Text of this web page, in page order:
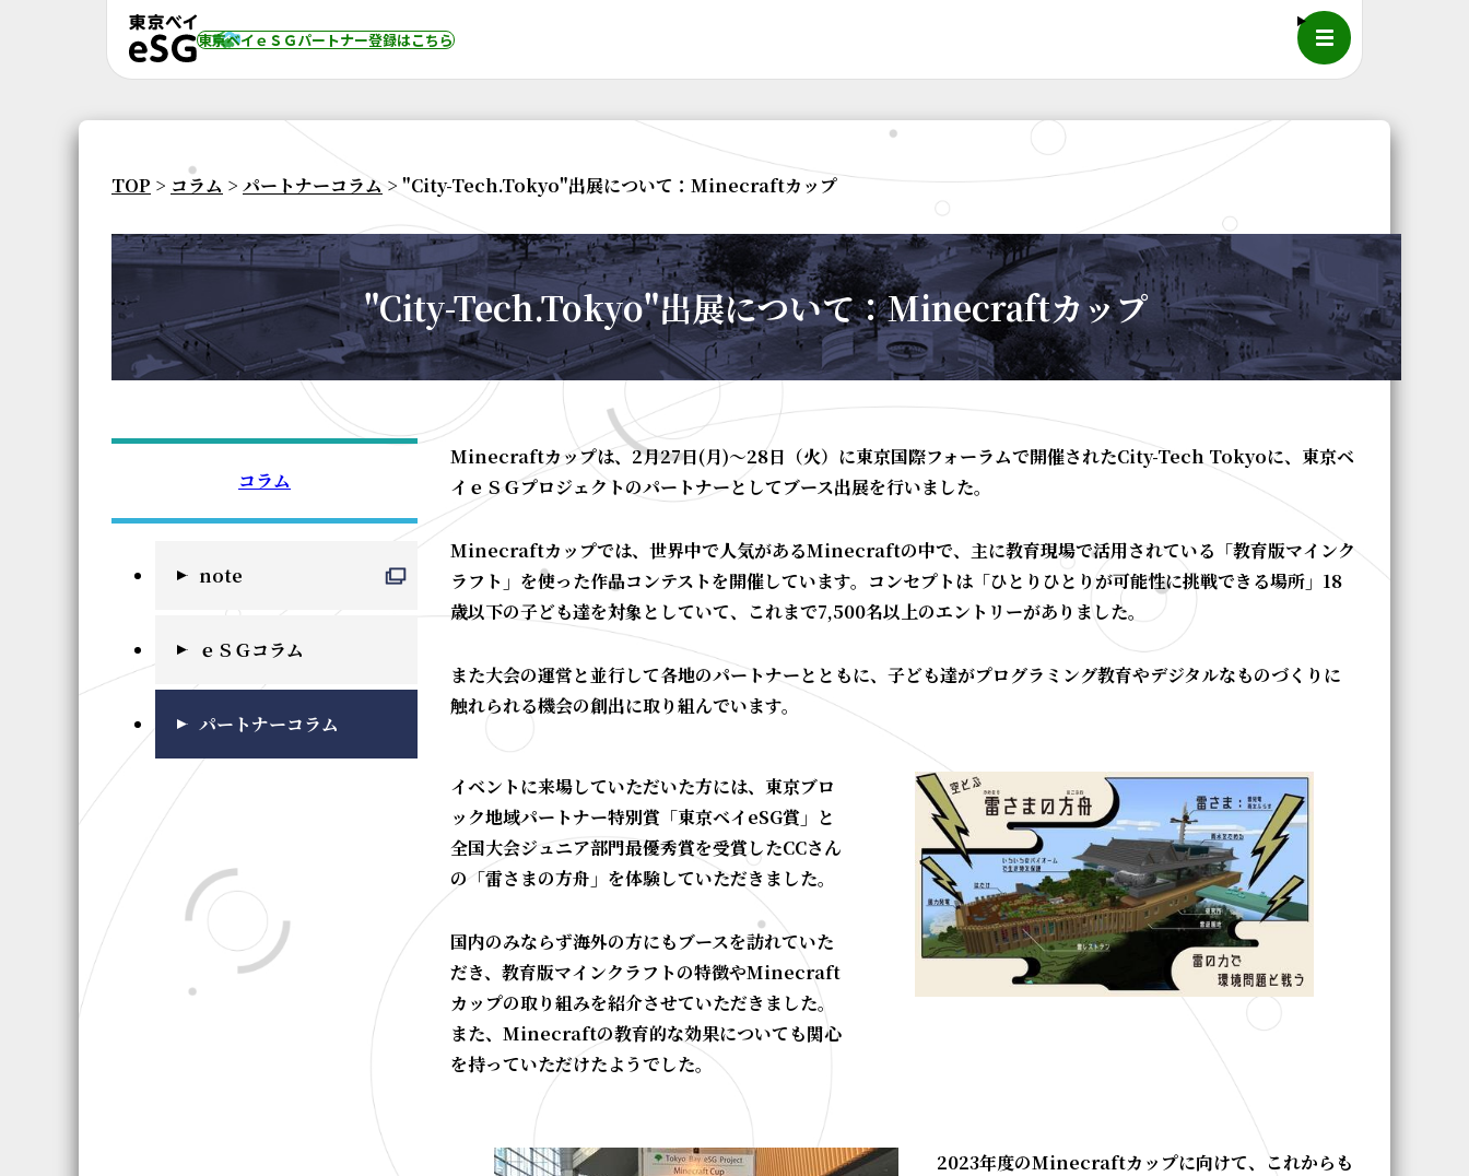
東京ベイｅＳＧパートナー登録はこちら メニュー
TOP > コラム > パートナーコラム > "City-Tech.Tokyo"出展について：Minecraftカップ
"City-Tech.Tokyo"出展について：Minecraftカップ
コラム
note
ｅＳＧコラム
パートナーコラム
Minecraftカップは、2月27日(月)〜28日（火）に東京国際フォーラムで開催されたCity-Tech Tokyoに、東京ベ
イｅＳＧプロジェクトのパートナーとしてブース出展を行いました。
Minecraftカップでは、世界中で人気があるMinecraftの中で、主に教育現場で活用されている「教育版マインク
ラフト」を使った作品コンテストを開催しています。コンセプトは「ひとりひとりが可能性に挑戦できる場所」18
歳以下の子ども達を対象としていて、これまで7,500名以上のエントリーがありました。
また大会の運営と並行して各地のパートナーとともに、子ども達がプログラミング教育やデジタルなものづくりに
触れられる機会の創出に取り組んでいます。
イベントに来場していただいた方には、東京ブロ
ック地域パートナー特別賞「東京ベイeSG賞」と
全国大会ジュニア部門最優秀賞を受賞したCCさん
の「雷さまの方舟」を体験していただきました。
国内のみならず海外の方にもブースを訪れていた
だき、教育版マインクラフトの特徴やMinecraft
カップの取り組みを紹介させていただきました。
また、Minecraftの教育的な効果についても関心
を持っていただけたようでした。
2023年度のMinecraftカップに向けて、これからも